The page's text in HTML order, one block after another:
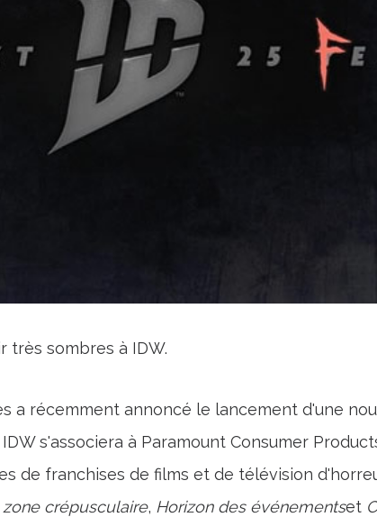
très sombres à IDW.
a récemment annoncé le lancement d'une
s'associera à Paramount Consumer
de franchises de films et de télévision
zone crépusculaire, Horizon des événementset